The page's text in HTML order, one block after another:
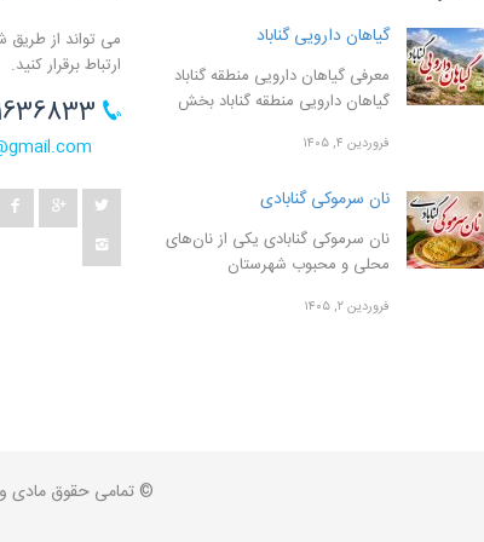
گیاهان دارویی گناباد
معرفی گیاهان دارویی منطقه گناباد
گیاهان دارویی منطقه گناباد بخش
فروردین ۴, ۱۴۰۵
نان سرموکی گنابادی
نان سرموکی گنابادی یکی از نان‌های
محلی و محبوب شهرستان
فروردین ۲, ۱۴۰۵
می تواند از
ارتباط برقرار کنید.
© تمامی حقوق مادی